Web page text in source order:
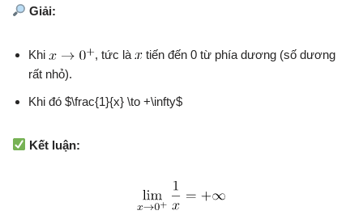
Giải:
Khi , tức là
tiến đến 0 từ phía dương (số dương
rất nhỏ).
Khi đó $\frac{1}{x} \to +\infty$
Kết luận: